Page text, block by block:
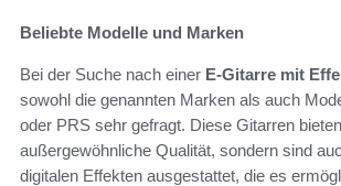
Beliebte Modelle und Marken
Bei der Suche nach einer E-Gitarre mit
sowohl die genannten Marken als auch
oder PRS sehr gefragt. Diese Gitarren
außergewöhnliche Qualität, sondern sind
digitalen Effekten ausgestattet, die es